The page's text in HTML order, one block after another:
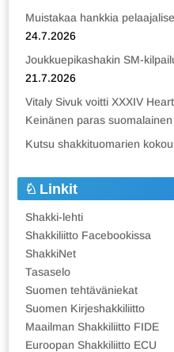
Muistakaa hankkia
24.7.2026
Joukkuepikashakin SM-
21.7.2026
Vitaly Sivuk voitti XXXIV
Keinänen paras suomalainen
Kutsu shakkituomarien
Linkit
Shakki-lehti
Shakkiliitto Facebookissa
ShakkiNet
Tasaselo
Suomen tehtäväniekat
Suomen Kirjeshakkiliitto
Maailman Shakkiliitto FIDE
Euroopan Shakkiliitto ECU